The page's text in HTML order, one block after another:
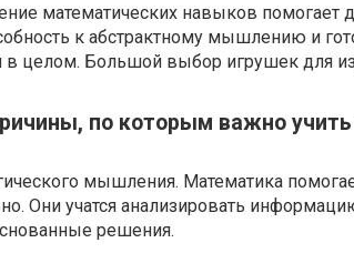
математических навыков помогает
к абстрактному мышлению и
целом. Большой выбор игрушек для
по которым важно учить
мышления. Математика
Они учатся анализировать
решения.